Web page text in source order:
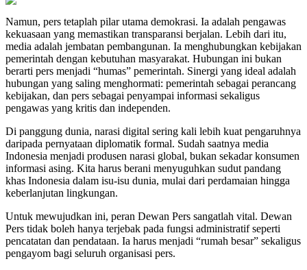
Namun, pers tetaplah pilar utama demokrasi. Ia adalah pengawas
kekuasaan yang memastikan transparansi berjalan. Lebih dari itu,
media adalah jembatan pembangunan. Ia menghubungkan kebijakan
pemerintah dengan kebutuhan masyarakat. Hubungan ini bukan
berarti pers menjadi “humas” pemerintah. Sinergi yang ideal adalah
hubungan yang saling menghormati: pemerintah sebagai perancang
kebijakan, dan pers sebagai penyampai informasi sekaligus
pengawas yang kritis dan independen.
Di panggung dunia, narasi digital sering kali lebih kuat pengaruhnya
daripada pernyataan diplomatik formal. Sudah saatnya media
Indonesia menjadi produsen narasi global, bukan sekadar konsumen
informasi asing. Kita harus berani menyuguhkan sudut pandang
khas Indonesia dalam isu-isu dunia, mulai dari perdamaian hingga
keberlanjutan lingkungan.
Untuk mewujudkan ini, peran Dewan Pers sangatlah vital. Dewan
Pers tidak boleh hanya terjebak pada fungsi administratif seperti
pencatatan dan pendataan. Ia harus menjadi “rumah besar” sekaligus
pengayom bagi seluruh organisasi pers.